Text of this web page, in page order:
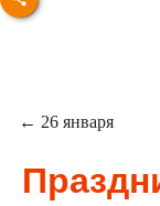
← 26 января